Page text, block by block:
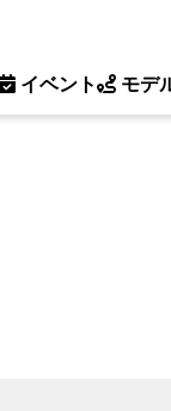
イベント モデ